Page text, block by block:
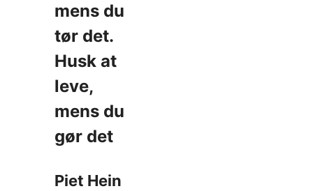
mens du
tør det.
Husk at
leve,
mens du
gør det
Piet Hein